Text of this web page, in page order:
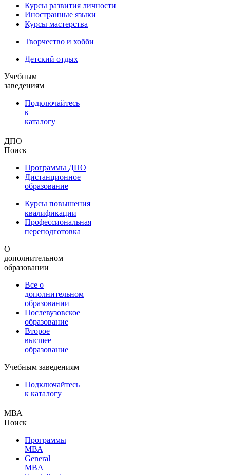
Курсы развития личности
Иностранные языки
Курсы мастерства
Творчество и хобби
Детский отдых
Учебным
заведениям
Подключайтесь
к
каталогу
ДПО
Поиск
Программы ДПО
Дистанционное
образование
Курсы повышения
квалификации
Профессиональная
переподготовка
О
дополнительном
образовании
Все о
дополнительном
образовании
Послевузовское
образование
Второе
высшее
образование
Учебным заведениям
Подключайтесь
к каталогу
МВА
Поиск
Программы
МВА
General
MBA